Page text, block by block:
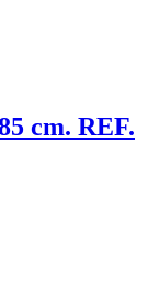
cm. REF.